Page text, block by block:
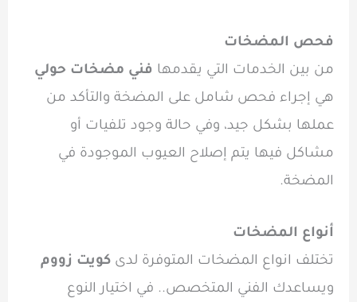
فحص المضخات
من بين الخدمات التي يقدمها فني مضخات حولي
هي إجراء فحص شامل على المضخة والتأكد من
عملها بشكل جيد، وفي حالة وجود تلفيات أو
مشاكل فيها يتم إصلاح العيوب الموجودة في
المضخة.
أنواع المضخات
تختلف انواع المضخات المتوفرة لدىكويت زووم
ويساعدك الفني المتخصص.. في اختيار النوع